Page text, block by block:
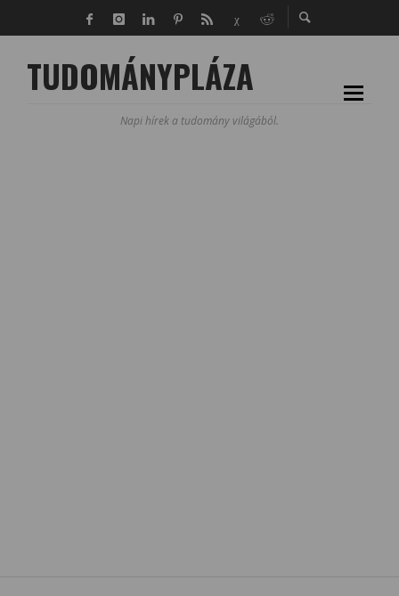
TUDOMÁNYPLÁZA
Napi hírek a tudomány világából.